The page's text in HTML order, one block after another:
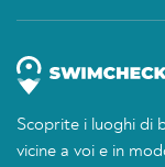
Scoprite i luoghi di
vicine a voi e in